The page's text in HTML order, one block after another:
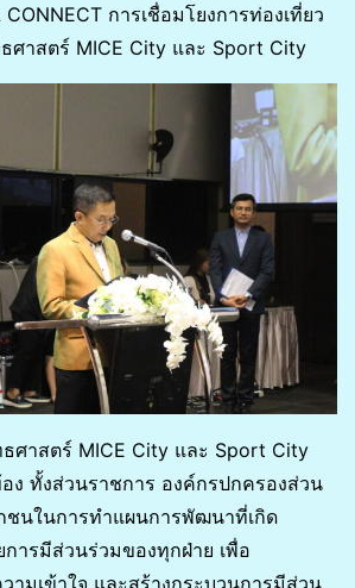
การเชื่อมโยงการท่องเที่ยว
ศาสตร์ MICE City และ Sport City
ศาสตร์ MICE City และ Sport City
ง ทั้งส่วนราชการ องค์กรปกครองส่วน
ชนในการทำแผนการพัฒนาที่เกิด
ารมีส่วนร่วมของทุกฝ่าย เพื่อ